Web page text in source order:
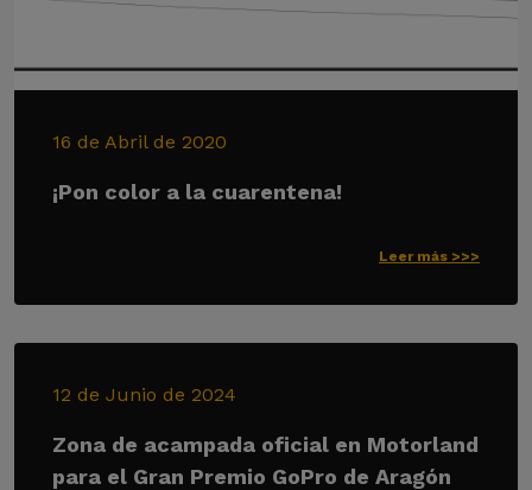
16 de Abril de 2020
¡Pon color a la cuarentena!
Leer más >>>
12 de Junio de 2024
Zona de acampada oficial en Motorland
para el Gran Premio GoPro de Aragón